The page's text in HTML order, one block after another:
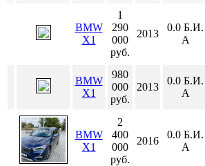
BMW
X1
1
290
000
руб.
2013
0.0 Б.И.
А
BMW
X1
980
000
руб.
2013
0.0 Б.И.
А
BMW
X1
2
400
000
руб.
2016
0.0 Б.И.
А